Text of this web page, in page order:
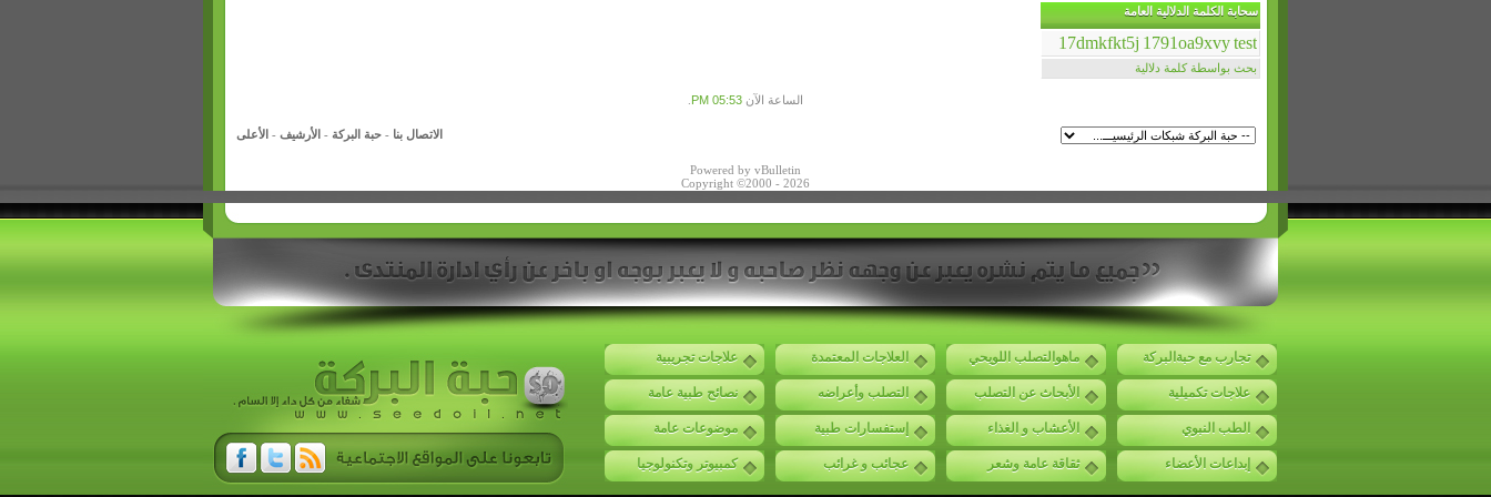
سحابة الكلمة الدلالية العامة
17dmkfkt5j 1791oa9xvy test
بحث بواسطة كلمة دلالية
الساعة الآن 05:53 PM
الاتصال بنا -حبة البركة - الأرشيف - الأعلى
Powered by vBulletin
Copyright ©2000 - 2026
تجارب مع حبةالبركة ماهوالتصلب اللويحي العلاجات المعتمدة علاجات تجريبية
علاجات تكميلية الأبحاث عن التصلب التصلب وأعراضه نصائح طبية عامة
الطب النبوي الأعشاب و الغذاء إستفسارات طبية موضوعات عامة
إبداعات الأعضاء ثقاقة عامة وشعر عجائب و غرائب كمبيوتر وتكنولوجيا